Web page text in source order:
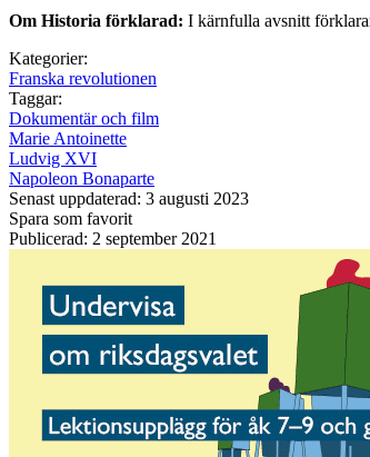
Om Historia förklarad: I kärnfulla avsnitt
Kategorier:
Franska revolutionen
Taggar:
Dokumentär och film
Marie Antoinette
Ludvig XVI
Napoleon Bonaparte
Senast uppdaterad: 3 augusti 2023
Spara som favorit
Publicerad: 2 september 2021